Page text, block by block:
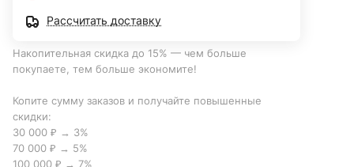
Рассчитать доставку
Накопительная скидка до 15% — чем больше
покупаете, тем больше экономите!
Копите сумму заказов и получайте повышенные
скидки:
30 000 ₽ → 3%
70 000 ₽ → 5%
100 000 ₽ → 7%